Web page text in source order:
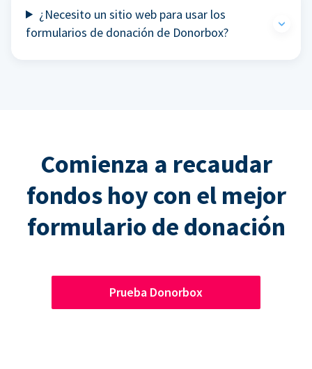
¿Necesito un sitio web para usar los
formularios de donación de Donorbox?
Comienza a recaudar
fondos hoy con el mejor
formulario de donación
Prueba Donorbox